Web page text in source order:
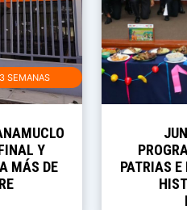
SEMANAS
Y
MÁS DE
PATRIAS